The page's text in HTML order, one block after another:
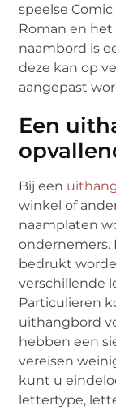
speelse
Roman en het
naambord is
deze kan op
aangepast
Een
Bij een
winkel of
naamplaten
ondernemers.
bedrukt
verschillende
Particulieren
uithangbord
hebben een
vereisen
kunt u
lettertype,